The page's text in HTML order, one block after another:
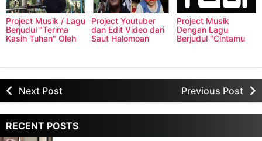
Project Musik / Lagu
Berjudul "Terima
Kasih Tuhan" Oleh
Project Youtuber
dan Edit Video dari
Saut Halomoan
Project Musik
Dengan Lagu
Berjudul "Cintamu
Next Post Previous Post
RECENT POSTS